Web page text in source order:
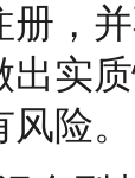
册，
出实
险。